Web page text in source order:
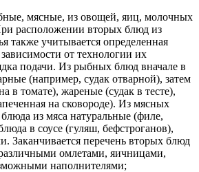
мясные, из овощей, яиц, молочных
расположении вторых блюд из
также учитывается определенная
от технологии их
подачи. Из рыбных блюд вначале в
(например, судак отварной), затем
в томате), жареные (судак в тесте),
на сковороде). Из мясных
из мяса натуральные (филе,
в соусе (гуляш, бефстроганов),
Заканчивается перечень вторых блюд
омлетами, яичницами,
наполнителями;